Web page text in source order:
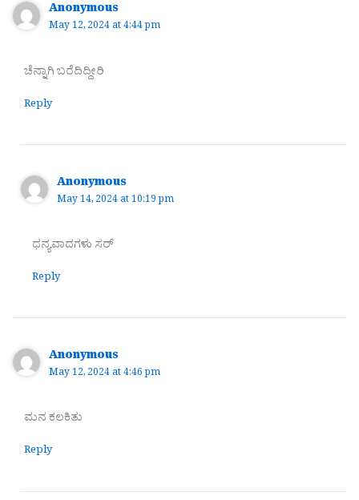
Anonymous
May 12, 2024 at 4:44 pm
ಚೆನ್ನಾಗಿ ಬರೆದಿದ್ದೀರಿ
Reply
Anonymous
May 14, 2024 at 10:19 pm
ಧನ್ಯವಾದಗಳು ಸರ್
Reply
Anonymous
May 12, 2024 at 4:46 pm
ಮನ ಕಲಕಿತು
Reply